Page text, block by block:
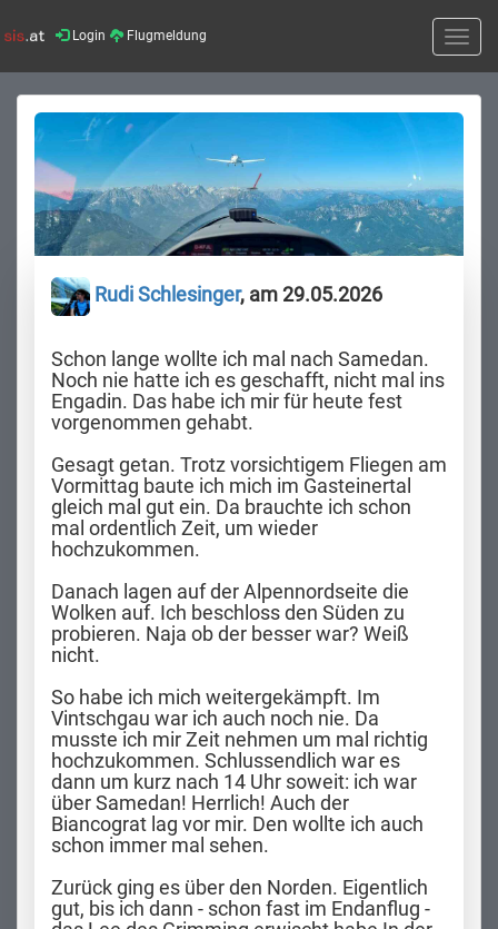
Login Flugmeldung
Toggle
Rudi Schlesinger, am 29.05.2026
Schon lange wollte ich mal nach Samedan.
Noch nie hatte ich es geschafft, nicht mal ins
Engadin. Das habe ich mir für heute fest
vorgenommen gehabt.
Gesagt getan. Trotz vorsichtigem Fliegen am
Vormittag baute ich mich im Gasteinertal
gleich mal gut ein. Da brauchte ich schon
mal ordentlich Zeit, um wieder
hochzukommen.
Danach lagen auf der Alpennordseite die
Wolken auf. Ich beschloss den Süden zu
probieren. Naja ob der besser war? Weiß
nicht.
So habe ich mich weitergekämpft. Im
Vintschgau war ich auch noch nie. Da
musste ich mir Zeit nehmen um mal richtig
hochzukommen. Schlussendlich war es
dann um kurz nach 14 Uhr soweit: ich war
über Samedan! Herrlich! Auch der
Biancograt lag vor mir. Den wollte ich auch
schon immer mal sehen.
Zurück ging es über den Norden. Eigentlich
gut, bis ich dann - schon fast im Endanflug -